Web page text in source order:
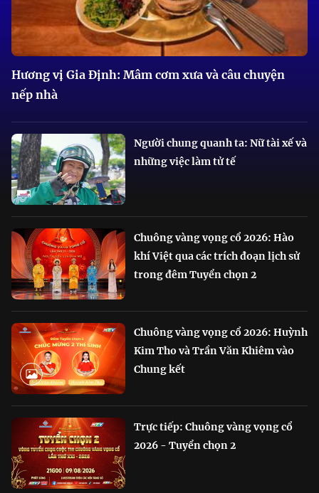
Hương vị Gia Định: Mâm cơm xưa và câu chuyện
nếp nhà
Người chung quanh ta: Nữ tài xế và
những việc làm tử tế
Chuông vàng vọng cổ 2026: Hào
khí Việt qua các trích đoạn lịch sử
trong đêm Tuyển chọn 2
Chuông vàng vọng cổ 2026: Huỳnh
Kim Tho và Trần Văn Khiêm vào
Chung kết
Trực tiếp: Chuông vàng vọng cổ
2026 - Tuyển chọn 2